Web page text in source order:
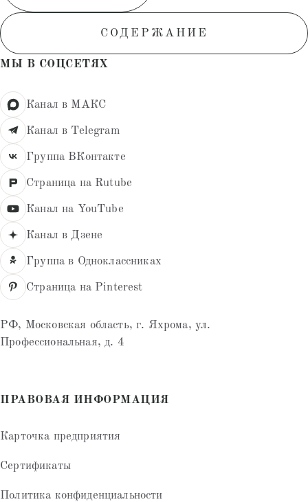
СОДЕРЖАНИЕ
МЫ В СОЦСЕТЯХ
Канал в МАКС
Канал в Telegram
Группа ВКонтакте
Страница на Rutube
Канал на YouTube
Канал в Дзене
Группа в Одноклассниках
Страница на Pinterest
РФ, Московская область, г. Яхрома, ул.
Профессиональная, д. 4
ПРАВОВАЯ ИНФОРМАЦИЯ
Карточка предприятия
Сертификаты
Политика конфиденциальности